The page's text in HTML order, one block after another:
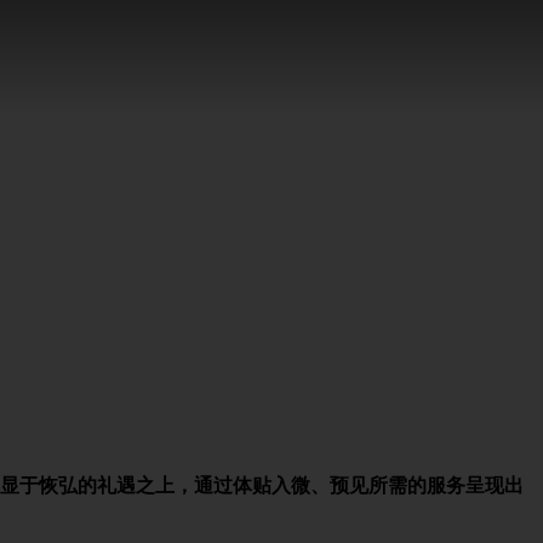
于恢弘的礼遇之上，通过体贴入微、预见所需的服务呈现出